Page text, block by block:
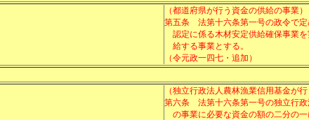
（都道府県が行う資金の供給の事業）
第五条
法第十六条第一号の政令で
認定に係る木材安定供給確保事業
給する事業とする。
（令元政一四七・追加）
（独立行政法人農林漁業信用基金が行
第六条
法第十六条第一号の独立行
の事業に必要な資金の額の二分の